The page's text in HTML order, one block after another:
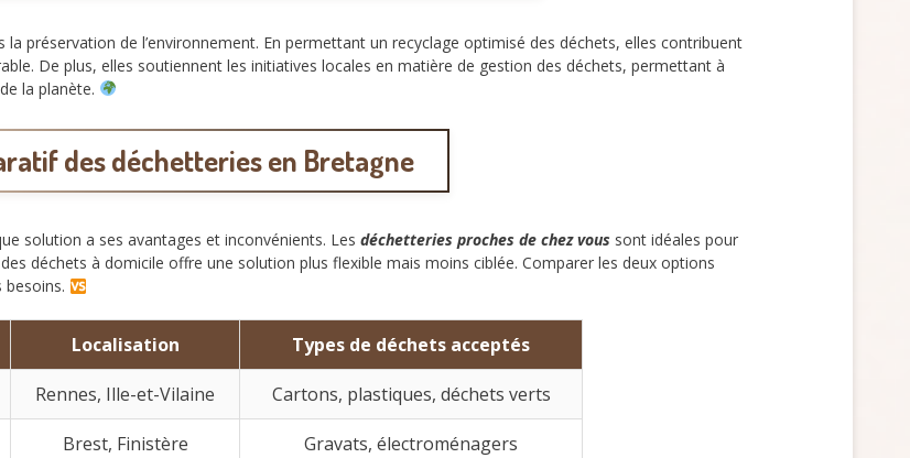
la préservation de l’environnement. En permettant un recyclage optimisé des déchets, elles contribuent
De plus, elles soutiennent les initiatives locales en matière de gestion des déchets, permettant à
la planète.
des déchetteries en Bretagne
solution a ses avantages et inconvénients. Les déchetteries proches de chez vous sont idéales pour
déchets à domicile offre une solution plus flexible mais moins ciblée. Comparer les deux options
besoins.
Localisation Types de déchets acceptés
Rennes, Ille-et-Vilaine Cartons, plastiques, déchets verts
Brest, Finistère Gravats, électroménagers